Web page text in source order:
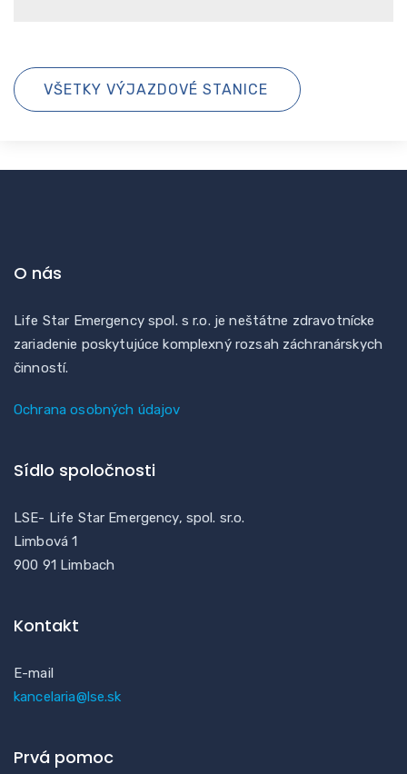
VŠETKY VÝJAZDOVÉ STANICE
O nás
Life Star Emergency spol. s r.o. je neštátne zdravotnícke
zariadenie poskytujúce komplexný rozsah záchranárskych
činností.
Ochrana osobných údajov
Sídlo spoločnosti
LSE- Life Star Emergency, spol. sr.o.
Limbová 1
900 91 Limbach
Kontakt
E-mail
kancelaria@lse.sk
Prvá pomoc